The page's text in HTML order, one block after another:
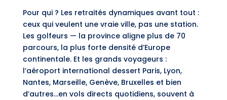
Pour qui ? Les retraités dynamiques avant tout :
ceux qui veulent une vraie ville, pas une station.
Les golfeurs — la province aligne plus de 70
parcours, la plus forte densité d’Europe
continentale. Et les grands voyageurs :
l’aéroport international dessert Paris, Lyon,
Nantes, Marseille, Genève, Bruxelles et bien
d’autres…en vols directs quotidiens, souvent à